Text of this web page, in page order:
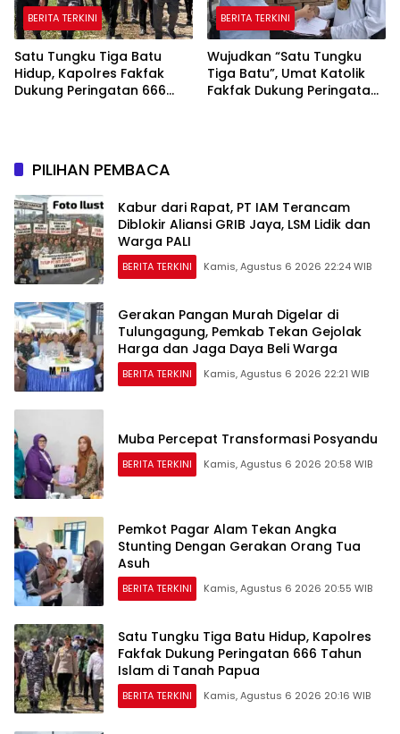
BERITA TERKINI
Satu Tungku Tiga Batu
Hidup, Kapolres Fakfak
Dukung Peringatan 666
BERITA TERKINI
Wujudkan “Satu Tungku
Tiga Batu”, Umat Katolik
Fakfak Dukung Peringatan
PILIHAN PEMBACA
Kabur dari Rapat, PT IAM Terancam
Diblokir Aliansi GRIB Jaya, LSM Lidik dan
Warga PALI
BERITA TERKINI Kamis, Agustus 6 2026 22:24 WIB
Gerakan Pangan Murah Digelar di
Tulungagung, Pemkab Tekan Gejolak
Harga dan Jaga Daya Beli Warga
BERITA TERKINI Kamis, Agustus 6 2026 22:21 WIB
Muba Percepat Transformasi Posyandu
BERITA TERKINI Kamis, Agustus 6 2026 20:58 WIB
Pemkot Pagar Alam Tekan Angka
Stunting Dengan Gerakan Orang Tua
Asuh
BERITA TERKINI Kamis, Agustus 6 2026 20:55 WIB
Satu Tungku Tiga Batu Hidup, Kapolres
Fakfak Dukung Peringatan 666 Tahun
Islam di Tanah Papua
BERITA TERKINI Kamis, Agustus 6 2026 20:16 WIB